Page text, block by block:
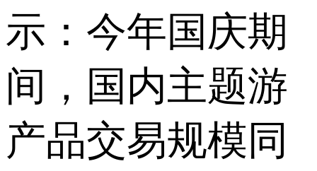
示：今年国庆期
间，国内主题游
产品交易规模同